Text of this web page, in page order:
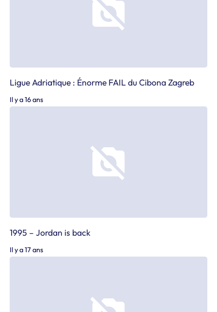
Ligue Adriatique : Énorme FAIL du Cibona Zagreb
Il y a 16 ans
1995 – Jordan is back
Il y a 17 ans